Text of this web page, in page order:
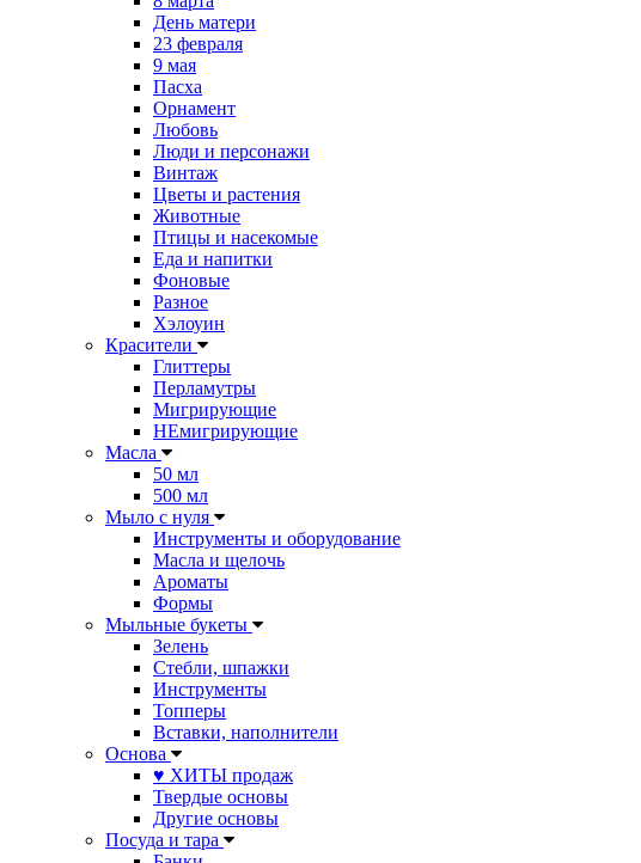
День матери
23 февраля
9 мая
Пасха
Орнамент
Любовь
Люди и персонажи
Винтаж
Цветы и растения
Животные
Птицы и насекомые
Еда и напитки
Фоновые
Разное
Хэлоуин
Красители
Глиттеры
Перламутры
Мигрирующие
НЕмигрирующие
Масла
50 мл
500 мл
Мыло с нуля
Инструменты и оборудование
Масла и щелочь
Ароматы
Формы
Мыльные букеты
Зелень
Стебли, шпажки
Инструменты
Топперы
Вставки, наполнители
Основа
♥ ХИТЫ продаж
Твердые основы
Другие основы
Посуда и тара